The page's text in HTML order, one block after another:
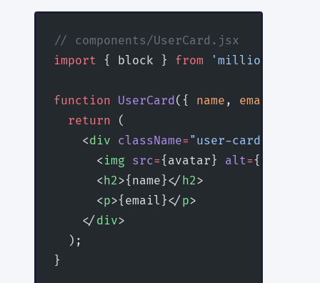
// components/UserCard.jsx
import { block } from 'million/react'
function UserCard({ name , email
  return
(
    <
div className= "user-card"
      <
img src= {avatar} alt= {name} />
      <
h2>{name}</ h2>
      <
p>{email}</ p>
    </
div>
  );
}